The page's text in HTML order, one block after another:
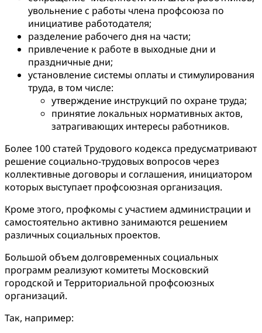
увольнение с работы члена профсоюза по
инициативе работодателя;
разделение рабочего дня на части;
привлечение к работе в выходные дни и
праздничные дни;
установление системы оплаты и стимулирования
труда, в том числе:
утверждение инструкций по охране труда;
принятие локальных нормативных актов,
затрагивающих интересы работников.
Более 100 статей Трудового кодекса предусматривают
решение социально-трудовых вопросов через
коллективные договоры и соглашения, инициатором
которых выступает профсоюзная организация.
Кроме этого, профкомы с участием администрации и
самостоятельно активно занимаются решением
различных социальных проектов.
Большой объем долговременных социальных
программ реализуют комитеты Московский
городской и Территориальной профсоюзных
организаций.
Так, например: